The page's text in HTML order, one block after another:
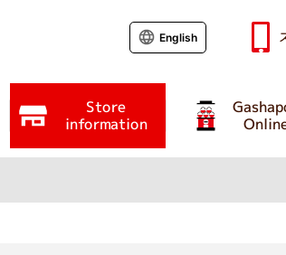
Store
information
English